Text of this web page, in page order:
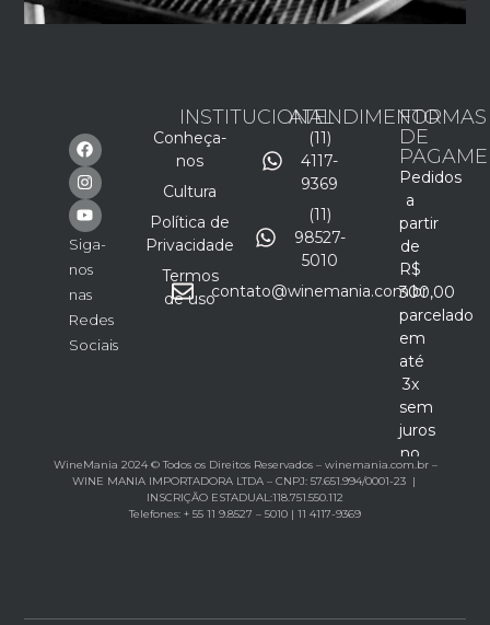
Siga-
nos
nas
Redes
Sociais
INSTITUCIONAL
Conheça-
nos
Cultura
Política de
Privacidade
Termos
de uso
ATENDIMENTO
(11)
4117-
9369
(11)
98527-
5010
contato@winemania.com.br
FORMAS
DE
Pedidos
a
partir
de
R$
300,00
parcelado
em
até
3x
sem
juros
no
cartão
WineMania 2024 © Todos os Direitos Reservados – winemania.com.br –
WINE MANIA IMPORTADORA LTDA – CNPJ: 57.651.994/0001-23 |
INSCRIÇÃO ESTADUAL:118.751.550.112
Telefones: + 55 11 9.8527 – 5010 | 11 4117-9369